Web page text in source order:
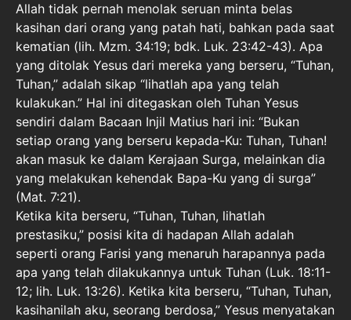
Allah tidak pernah menolak seruan minta belas
kasihan dari orang yang patah hati, bahkan pada saat
kematian (lih. Mzm. 34:19; bdk. Luk. 23:42-43). Apa
yang ditolak Yesus dari mereka yang berseru, “Tuhan,
Tuhan,” adalah sikap “lihatlah apa yang telah
kulakukan.” Hal ini ditegaskan oleh Tuhan Yesus
sendiri dalam Bacaan Injil Matius hari ini: “Bukan
setiap orang yang berseru kepada-Ku: Tuhan, Tuhan!
akan masuk ke dalam Kerajaan Surga, melainkan dia
yang melakukan kehendak Bapa-Ku yang di surga”
(Mat. 7:21).
Ketika kita berseru, “Tuhan, Tuhan, lihatlah
prestasiku,” posisi kita di hadapan Allah adalah
seperti orang Farisi yang menaruh harapannya pada
apa yang telah dilakukannya untuk Tuhan (Luk. 18:11-
12; lih. Luk. 13:26). Ketika kita berseru, “Tuhan, Tuhan,
kasihanilah aku, seorang berdosa,” Yesus menyatakan